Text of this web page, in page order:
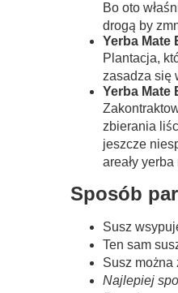
Bo oto
drogą by
Yerba Mate
Plantacja,
zasadza się
Yerba Mate
zbierania
jeszcze
areały
Sposób
Susz
Ten sam
Susz można
Najlepiej